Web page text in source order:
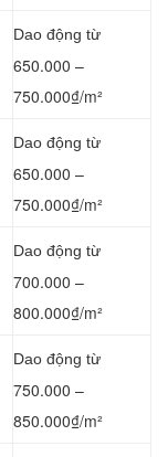
Dao động từ
650.000 –
750.000₫/m²
Dao động từ
650.000 –
750.000₫/m²
Dao động từ
700.000 –
800.000₫/m²
Dao động từ
750.000 –
850.000₫/m²